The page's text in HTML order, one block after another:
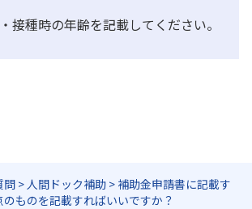
接種時の年齢を記載してください。
問 >人間ドック補助 > 補助金申請書に記載す
ものを記載すればいいですか？